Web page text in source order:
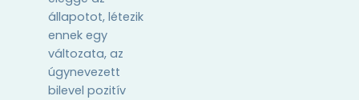
állapotot, létezik
ennek egy
változata, az
úgynevezett
bilevel pozitív